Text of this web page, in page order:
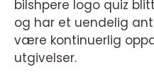
bilshpere logo quiz
og har et uendelig
være kontinuerlig
utgivelser.